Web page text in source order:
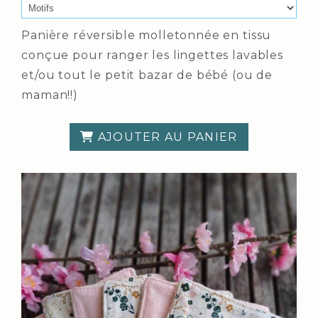
Panière réversible molletonnée en tissu
conçue pour ranger les lingettes lavables
et/ou tout le petit bazar de bébé (ou de
maman!!)
AJOUTER AU PANIER